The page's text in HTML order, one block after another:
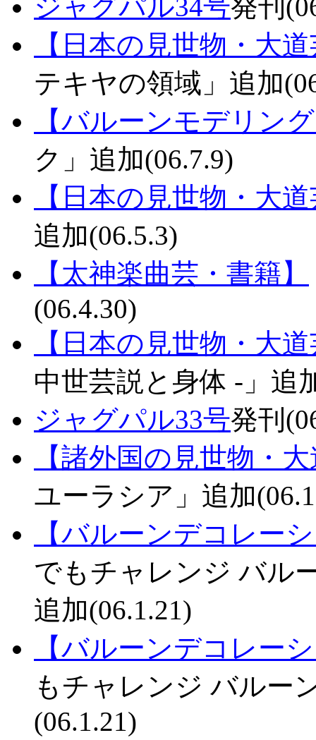
ジャグパル34号発刊
【日本の見世物・大
テキヤの領域」追加
【バルーンモデリン
ク」追加(06.7.9)
【日本の見世物・大
追加(06.5.3)
【太神楽曲芸・書籍】
(06.4.30)
【日本の見世物・大
中世芸説と身体 -」追
ジャグパル33号発刊
【諸外国の見世物・
ユーラシア」追加
【バルーンデコレー
でもチャレンジ バル
追加(06.1.21)
【バルーンデコレー
もチャレンジ バルー
(06.1.21)